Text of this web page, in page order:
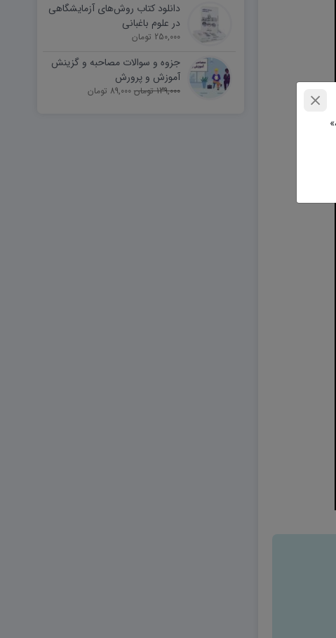
دانلود کتاب روش‌های آزمایشگاهی
در علوم باغبانی
250,000 تومان
جزوه و سوالات مصاحبه و گزینش
آموزش و پرورش
139,000 تومان 89,000 تومان